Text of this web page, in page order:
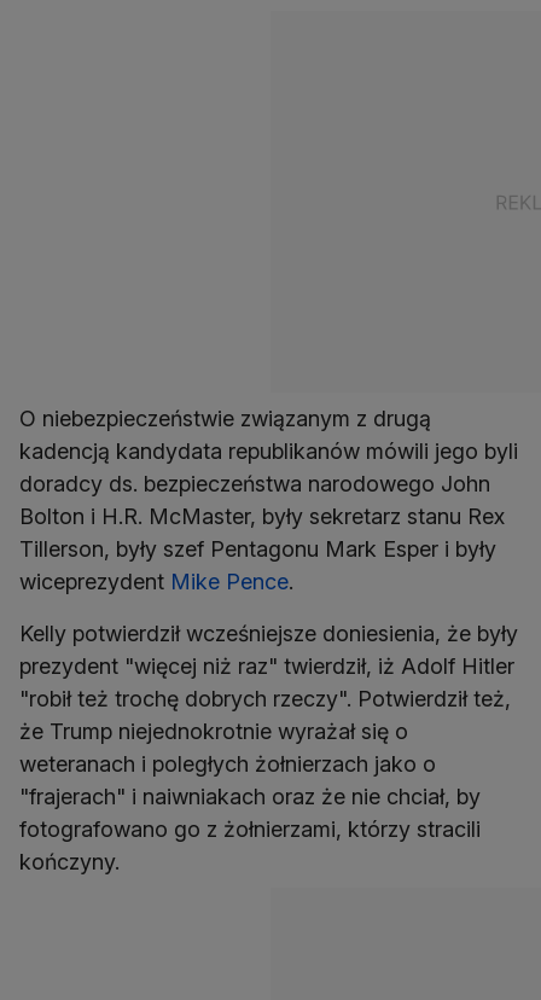
O niebezpieczeństwie związanym z drugą
kadencją kandydata republikanów mówili jego byli
doradcy ds. bezpieczeństwa narodowego John
Bolton i H.R. McMaster, były sekretarz stanu Rex
Tillerson, były szef Pentagonu Mark Esper i były
wiceprezydent Mike Pence.
Kelly potwierdził wcześniejsze doniesienia, że były
prezydent "więcej niż raz" twierdził, iż Adolf Hitler
"robił też trochę dobrych rzeczy". Potwierdził też,
że Trump niejednokrotnie wyrażał się o
weteranach i poległych żołnierzach jako o
"frajerach" i naiwniakach oraz że nie chciał, by
fotografowano go z żołnierzami, którzy stracili
kończyny.